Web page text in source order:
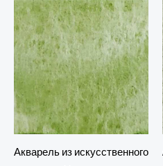
Акварель из искусственного